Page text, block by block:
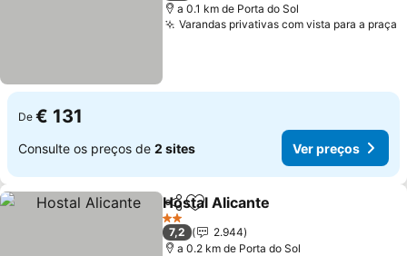
a 0.1 km de Porta do Sol
Varandas privativas com vista para a praça
De € 131
Consulte os preços de 2 sites Ver preços
PartilharAdicionar aos favoritos
Hostal Alicante
2 Estrelas
7,2
2.944
a 0.2 km de Porta do Sol